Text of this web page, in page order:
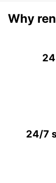
Why
24/7